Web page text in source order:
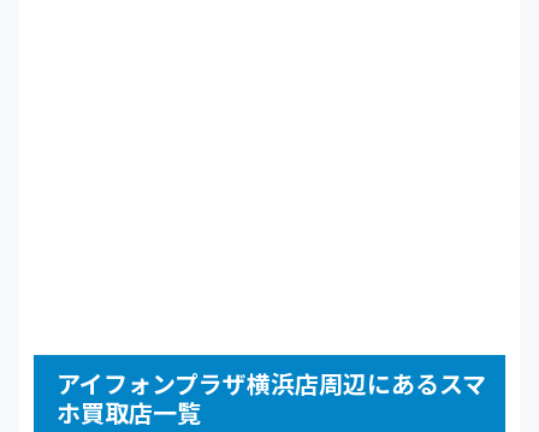
アイフォンプラザ横浜店周辺にあるスマ
ホ買取店一覧